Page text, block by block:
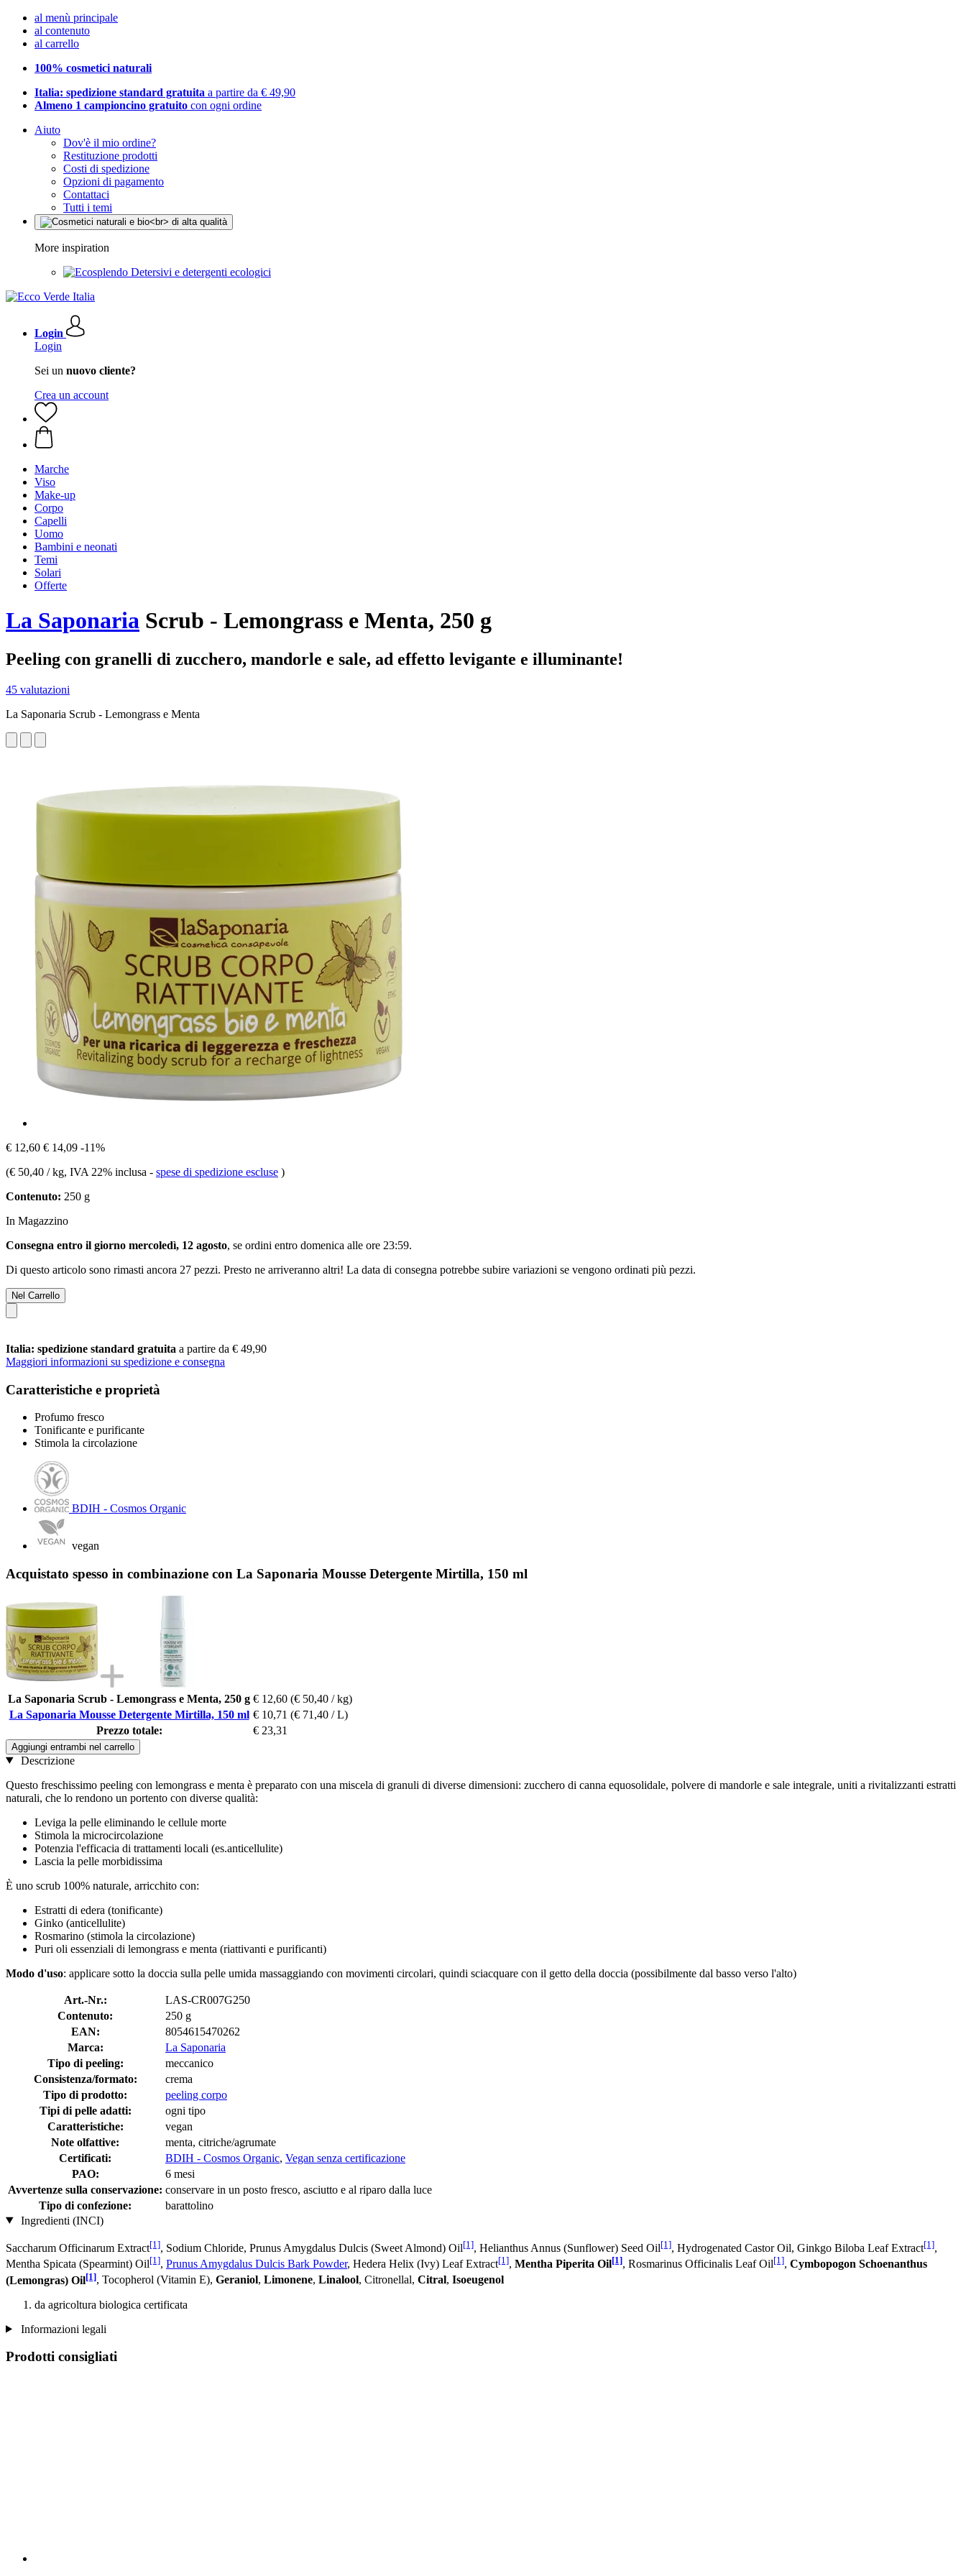
al menù principale
al contenuto
al carrello
100% cosmetici naturali
Italia: spedizione standard gratuita a partire da € 49,90
Almeno 1 campioncino gratuito con ogni ordine
Aiuto
Dov'è il mio ordine?
Restituzione prodotti
Costi di spedizione
Opzioni di pagamento
Contattaci
Tutti i temi
More inspiration
Detersivi e detergenti ecologici
Login
Login
Sei un nuovo cliente?
Crea un account
Marche
Viso
Make-up
Corpo
Capelli
Uomo
Bambini e neonati
Temi
Solari
Offerte
La Saponaria Scrub - Lemongrass e Menta, 250 g
Peeling con granelli di zucchero, mandorle e sale, ad effetto levigante e illuminante!
45 valutazioni
La Saponaria Scrub - Lemongrass e Menta
€ 12,60 € 14,09 -11%
(€ 50,40 / kg, IVA 22% inclusa - spese di spedizione escluse )
Contenuto: 250 g
In Magazzino
Consegna entro il giorno mercoledì, 12 agosto, se ordini entro domenica alle ore 23:59.
Di questo articolo sono rimasti ancora 27 pezzi. Presto ne arriveranno altri! La data di consegna potrebbe subire variazioni se vengono ordinati più pezzi.
Nel Carrello
Italia: spedizione standard gratuita a partire da € 49,90
Maggiori informazioni su spedizione e consegna
Caratteristiche e proprietà
Profumo fresco
Tonificante e purificante
Stimola la circolazione
BDIH - Cosmos Organic
vegan
Acquistato spesso in combinazione con La Saponaria Mousse Detergente Mirtilla, 150 ml
La Saponaria Scrub - Lemongrass e Menta, 250 g € 12,60 (€ 50,40 / kg)
La Saponaria Mousse Detergente Mirtilla, 150 ml € 10,71 (€ 71,40 / L)
Prezzo totale:
€ 23,31
Aggiungi entrambi nel carrello
Descrizione
Questo freschissimo peeling con lemongrass e menta è preparato con una miscela di granuli di diverse dimensioni: zucchero di canna equosolidale, polvere di mandorle e sale integrale, uniti a rivitalizzanti estratti
naturali, che lo rendono un portento con diverse qualità:
Leviga la pelle eliminando le cellule morte
Stimola la microcircolazione
Potenzia l'efficacia di trattamenti locali (es.anticellulite)
Lascia la pelle morbidissima
È uno scrub 100% naturale, arricchito con:
Estratti di edera (tonificante)
Ginko (anticellulite)
Rosmarino (stimola la circolazione)
Puri oli essenziali di lemongrass e menta (riattivanti e purificanti)
Modo d'uso: applicare sotto la doccia sulla pelle umida massaggiando con movimenti circolari, quindi sciacquare con il getto della doccia (possibilmente dal basso verso l'alto)
Art.-Nr.:
LAS-CR007G250
Contenuto:
250 g
EAN:
8054615470262
Marca:
La Saponaria
Tipo di peeling:
meccanico
Consistenza/formato:
crema
Tipo di prodotto:
peeling corpo
Tipi di pelle adatti:
ogni tipo
Caratteristiche:
vegan
Note olfattive:
menta, citriche/agrumate
Certificati:
BDIH - Cosmos Organic, Vegan senza certificazione
PAO:
6 mesi
Avvertenze sulla conservazione: conservare in un posto fresco, asciutto e al riparo dalla luce
Tipo di confezione:
barattolino
Ingredienti (INCI)
Saccharum Officinarum Extract[1], Sodium Chloride, Prunus Amygdalus Dulcis (Sweet Almond) Oil[1], Helianthus Annus (Sunflower) Seed Oil[1], Hydrogenated Castor Oil, Ginkgo Biloba Leaf Extract[1],
Mentha Spicata (Spearmint) Oil[1], Prunus Amygdalus Dulcis Bark Powder, Hedera Helix (Ivy) Leaf Extract[1], Mentha Piperita Oil[1], Rosmarinus Officinalis Leaf Oil[1], Cymbopogon Schoenanthus
(Lemongras) Oil[1], Tocopherol (Vitamin E), Geraniol, Limonene, Linalool, Citronellal, Citral, Isoeugenol
da agricoltura biologica certificata
Informazioni legali
Prodotti consigliati